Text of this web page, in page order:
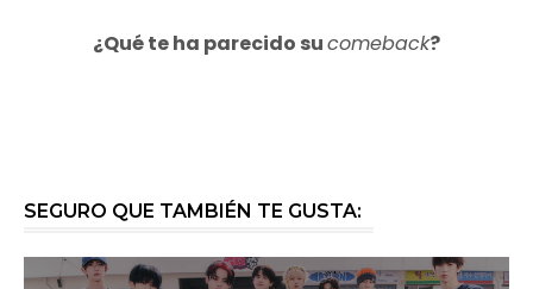
¿Qué te ha parecido sucomeback?
SEGURO QUE TAMBIÉN TE GUSTA: